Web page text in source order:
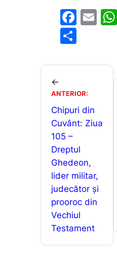
F
e
o
o
k
E
l
ta
a
z
ă
←
ANTERIOR:
Chipuri din
Cuvânt: Ziua
105 –
Dreptul
Ghedeon,
lider militar,
judecător și
prooroc din
Vechiul
Testament